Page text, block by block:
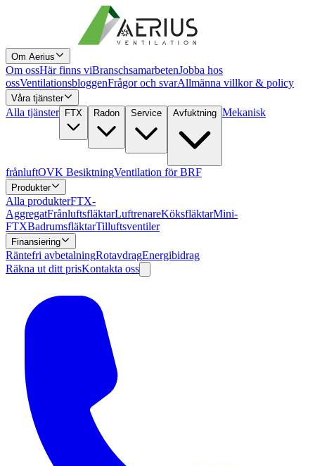
Om Aerius
Om ossHär finns viBranschsamarbetenJobba hos
ossVentilationsbloggenFrågor och svarAllmänna villkor & policy
Våra tjänster
Alla tjänster FTX Radon Service Avfuktning Mekanisk
frånluftOVK BesiktningVentilation för BRF
Produkter
Alla produkterFTX-
AggregatFrånluftsfläktarLuftrenareKöksfläktarMini-
FTXBadrumsfläktarTilluftsventiler
Finansiering
Räntefri avbetalningRotavdragEnergibidrag
Räkna ut ditt prisKontakta oss